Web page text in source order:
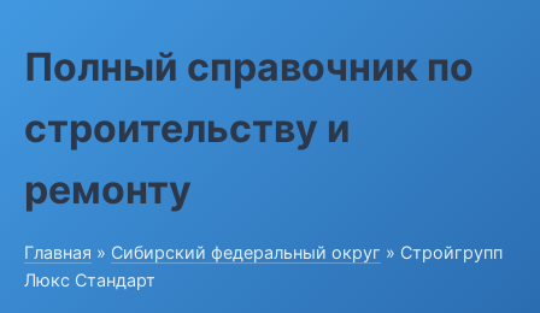
Полный справочник по
строительству и
ремонту
Главная » Сибирский федеральный округ » Стройгрупп
Люкс Стандарт